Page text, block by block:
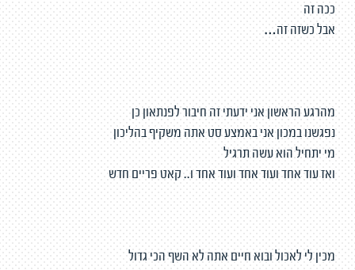
ככה זה
אבל כשזה זה…
מהרגע הראשון אני ידעתי זה חיבור לפנתאון כן
נפגשנו במכון אני באמצע סט אתה משקיף בהליכון
מי יתחיל הוא עשה תרגיל
ואז עוד אחד ועוד אחד ועוד אחד ו.. קאט פריים חדש
מכין לי לאכול ובוא חיים אתה לא השף הכי גדול